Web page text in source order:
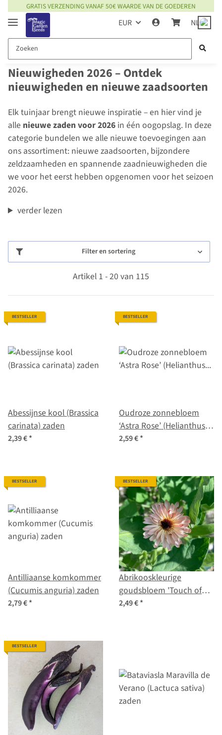
GRATIS VERZENDING VANAF 50€ WAARDE VAN DE GOEDEREN
EUR NL
Nieuwigheden 2026 – Ontdek
nieuwigheden en nieuwe zaadsoorten
Elk tuinjaar brengt nieuwe inspiratie – en hier vind je
alle nieuwe zaden voor 2026 in één oogopslag. In deze
categorie bundelen we alle nieuwe toevoegingen aan
ons assortiment: nieuwe zaadsoorten, bijzondere
zeldzaamheden en spannende zaadnieuwigheden die
we voor het eerst hebben opgenomen voor het seizoen
2026.
verder lezen
Filter en sortering
Artikel 1 - 20 van 115
BESTSELLER
Abessijnse kool (Brassica
carinata) zaden
2,39 €*
BESTSELLER
Oudroze zonnebloem
‘Astra Rose’ (Helianthus
annuus) zaden
2,59 €*
BESTSELLER
Antilliaanse komkommer
(Cucumis anguria) zaden
2,79 €*
BESTSELLER
Abrikooskleurige
goudsbloem 'Touch of
Red Buff' (Calendula
2,49 €*
BESTSELLER